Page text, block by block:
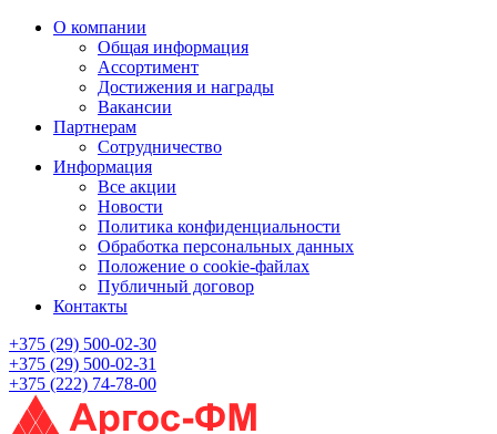
О компании
Общая информация
Ассортимент
Достижения и награды
Вакансии
Партнерам
Сотрудничество
Информация
Все акции
Новости
Политика конфиденциальности
Обработка персональных данных
Положение о cookie-файлах
Публичный договор
Контакты
+375 (29) 500-02-30
+375 (29) 500-02-31
+375 (222) 74-78-00